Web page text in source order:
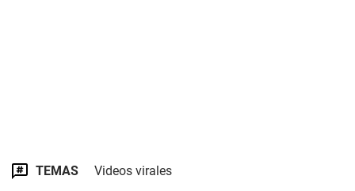
TEMAS Videos virales